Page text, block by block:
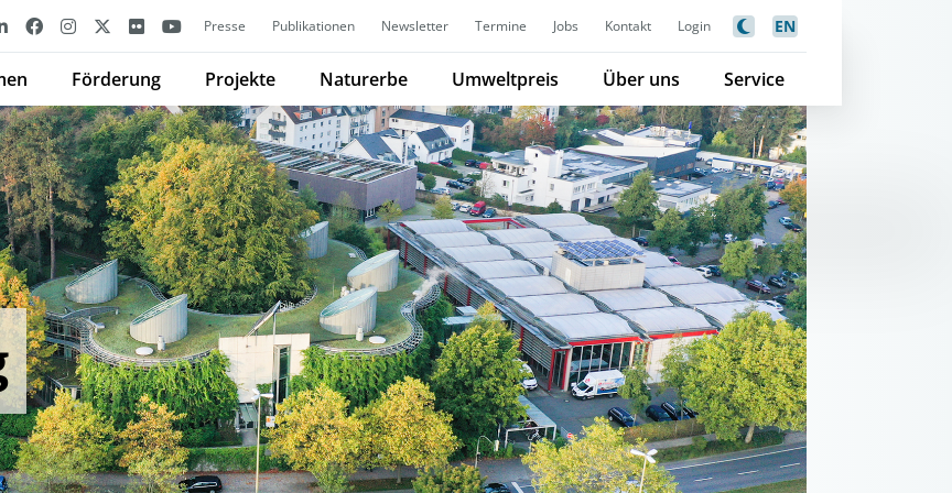
Presse Publikationen Newsletter Termine Jobs Kontakt Login EN
Förderung Projekte Naturerbe Umweltpreis Über uns Service